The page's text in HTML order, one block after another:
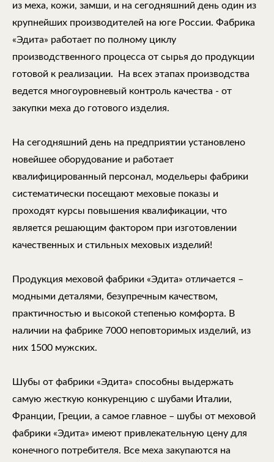
из меха, кожи, замши, и на сегодняшний день один из
крупнейших производителей на юге России. Фабрика
«Эдита» работает по полному циклу
производственного процесса от сырья до продукции
готовой к реализации. На всех этапах производства
ведется многоуровневый контроль качества - от
закупки меха до готового изделия.
На сегодняшний день на предприятии установлено
новейшее оборудование и работает
квалифицированный персонал, модельеры фабрики
систематически посещают меховые показы и
проходят курсы повышения квалификации, что
является решающим фактором при изготовлении
качественных и стильных меховых изделий!
Продукция меховой фабрики «Эдита» отличается –
модными деталями, безупречным качеством,
практичностью и высокой степенью комфорта. В
наличии на фабрике 7000 неповторимых изделий, из
них 1500 мужских.
Шубы от фабрики «Эдита» способны выдержать
самую жесткую конкуренцию с шубами Италии,
Франции, Греции, а самое главное – шубы от меховой
фабрики «Эдита» имеют привлекательную цену для
конечного потребителя. Все меха закупаются на